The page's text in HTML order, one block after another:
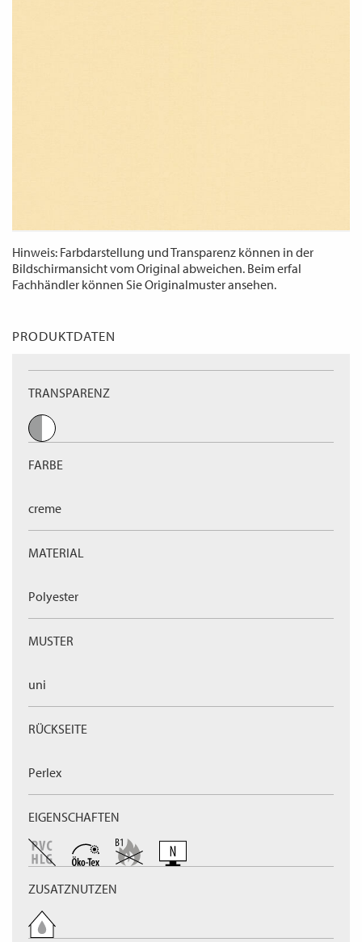
Hinweis: Farbdarstellung und Transparenz können in der
Bildschirmansicht vom Original abweichen. Beim erfal
Fachhändler können Sie Originalmuster ansehen.
PRODUKTDATEN
TRANSPARENZ
FARBE
creme
MATERIAL
Polyester
MUSTER
uni
RÜCKSEITE
Perlex
EIGENSCHAFTEN
ZUSATZNUTZEN